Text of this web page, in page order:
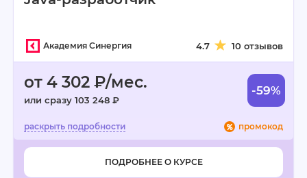
Академия Синергия 4.7 10 отзывов
от 4 302 ₽/мес.
или сразу 103 248 ₽
-59%
промокод
ПОДРОБНЕЕ О КУРСЕ